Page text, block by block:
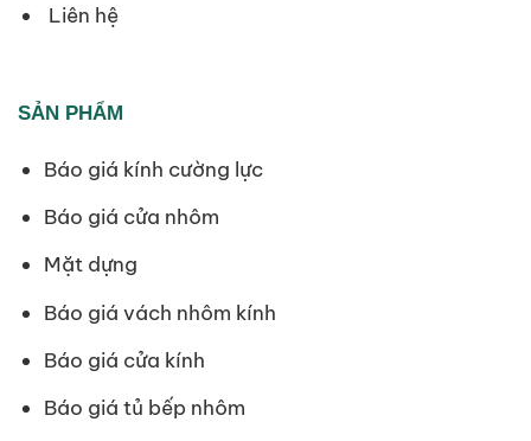
Liên hệ
SẢN PHẨM
Báo giá kính cường lực
Báo giá cửa nhôm
Mặt dựng
Báo giá vách nhôm kính
Báo giá cửa kính
Báo giá tủ bếp nhôm